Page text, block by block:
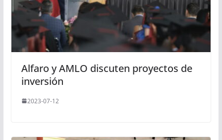
Alfaro y AMLO discuten proyectos de
inversión
2023-07-12